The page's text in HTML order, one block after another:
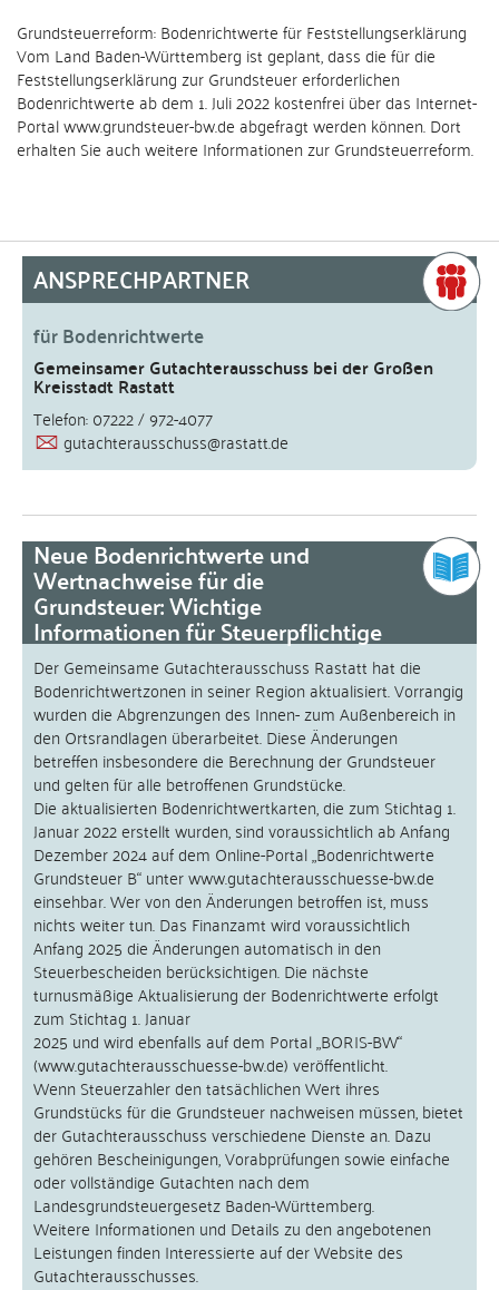
Grundsteuerreform: Bodenrichtwerte für Feststellungserklärung
Vom Land Baden-Württemberg ist geplant, dass die für die
Feststellungserklärung zur Grundsteuer erforderlichen
Bodenrichtwerte ab dem 1. Juli 2022 kostenfrei über das Internet-
Portal www.grundsteuer-bw.de abgefragt werden können. Dort
erhalten Sie auch weitere Informationen zur Grundsteuerreform.
ANSPRECHPARTNER
für Bodenrichtwerte
Gemeinsamer Gutachterausschuss bei der Großen
Kreisstadt Rastatt
Telefon: 07222 / 972-4077
gutachterausschuss@rastatt.de
Neue Bodenrichtwerte und
Wertnachweise für die
Grundsteuer: Wichtige
Informationen für Steuerpflichtige
Der Gemeinsame Gutachterausschuss Rastatt hat die
Bodenrichtwertzonen in seiner Region aktualisiert. Vorrangig
wurden die Abgrenzungen des Innen- zum Außenbereich in
den Ortsrandlagen überarbeitet. Diese Änderungen
betreffen insbesondere die Berechnung der Grundsteuer
und gelten für alle betroffenen Grundstücke.
Die aktualisierten Bodenrichtwertkarten, die zum Stichtag 1.
Januar 2022 erstellt wurden, sind voraussichtlich ab Anfang
Dezember 2024 auf dem Online-Portal „Bodenrichtwerte
Grundsteuer B“ unter www.gutachterausschuesse-bw.de
einsehbar. Wer von den Änderungen betroffen ist, muss
nichts weiter tun. Das Finanzamt wird voraussichtlich
Anfang 2025 die Änderungen automatisch in den
Steuerbescheiden berücksichtigen. Die nächste
turnusmäßige Aktualisierung der Bodenrichtwerte erfolgt
zum Stichtag 1. Januar
2025 und wird ebenfalls auf dem Portal „BORIS-BW“
(www.gutachterausschuesse-bw.de) veröffentlicht.
Wenn Steuerzahler den tatsächlichen Wert ihres
Grundstücks für die Grundsteuer nachweisen müssen, bietet
der Gutachterausschuss verschiedene Dienste an. Dazu
gehören Bescheinigungen, Vorabprüfungen sowie einfache
oder vollständige Gutachten nach dem
Landesgrundsteuergesetz Baden-Württemberg.
Weitere Informationen und Details zu den angebotenen
Leistungen finden Interessierte auf der Website des
Gutachterausschusses.